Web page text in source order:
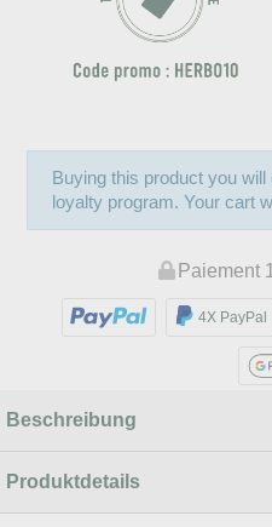
Buying this product you
loyalty program. Your cart
Paiement
4X PayPal
Beschreibung
Produktdetails